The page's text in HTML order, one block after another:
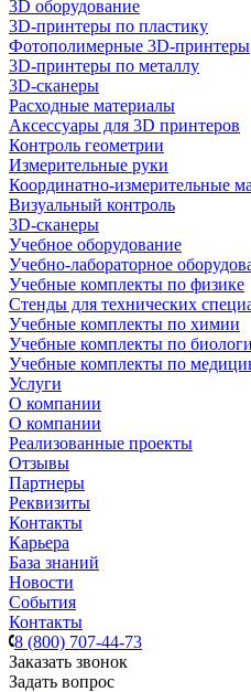
3D оборудование
3D-принтеры по пластику
Фотополимерные 3D-принтеры
3D-принтеры по металлу
3D-сканеры
Расходные материалы
Аксессуары для 3D принтеров
Контроль геометрии
Измерительные руки
Координатно-измерительные
Визуальный контроль
3D-сканеры
Учебное оборудование
Учебно-лабораторное
Учебные комплекты по физике
Стенды для технических
Учебные комплекты по химии
Учебные комплекты по
Учебные комплекты по
Услуги
О компании
О компании
Реализованные проекты
Отзывы
Партнеры
Реквизиты
Контакты
Карьера
База знаний
Новости
События
Контакты
8 (800) 707-44-73
Заказать звонок
Задать вопрос